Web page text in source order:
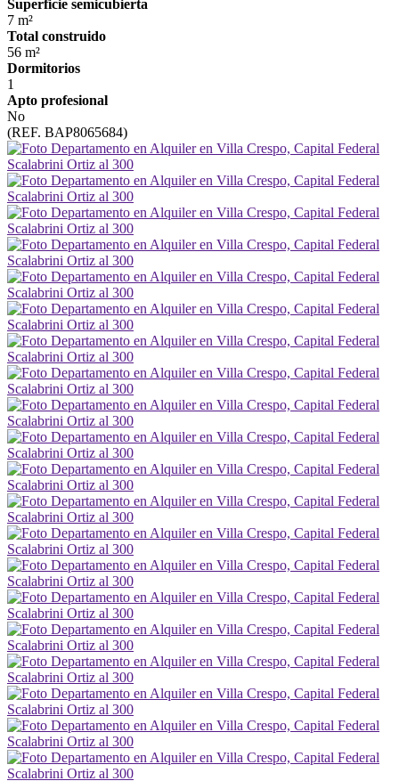
Superficie semicubierta
7 m²
Total construido
56 m²
Dormitorios
1
Apto profesional
No
(REF. BAP8065684)